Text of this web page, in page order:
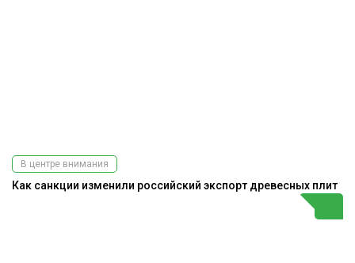
В центре внимания
Как санкции изменили российский экспорт древесных плит